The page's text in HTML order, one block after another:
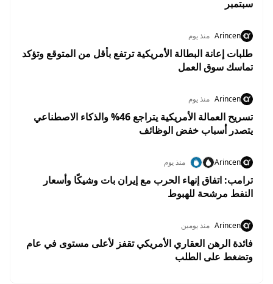
سبتمبر
Arincen منذ يوم
طلبات إعانة البطالة الأمريكية ترتفع بأقل من المتوقع وتؤكد
تماسك سوق العمل
Arincen منذ يوم
تسريح العمالة الأمريكية يتراجع 46% والذكاء الاصطناعي
يتصدر أسباب خفض الوظائف
Arincen منذ يوم
ترامب: اتفاق إنهاء الحرب مع إيران بات وشيكًا وأسعار
النفط مرشحة للهبوط
Arincen منذ يومين
فائدة الرهن العقاري الأمريكي تقفز لأعلى مستوى في عام
وتضغط على الطلب